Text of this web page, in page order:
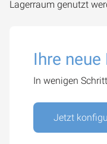
Lagerraum genutzt
Ihre neue
In wenigen
Jetzt